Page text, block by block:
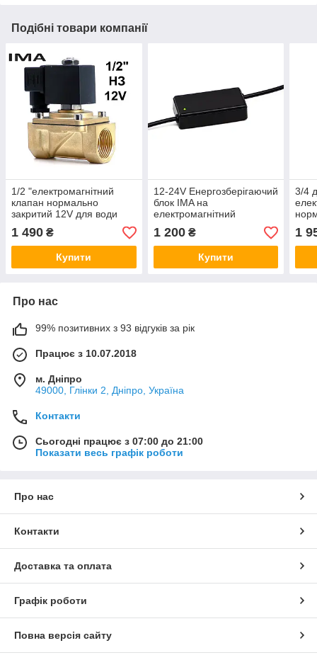
Подібні товари компанії
1/2 "електромагнітний
клапан нормально
закритий 12V для води
1 490 ₴
Купити
12-24V Енергозберігаючий
блок IMA на
електромагнітний
1 200₴
Купити
3/4
1
Про нас
99% позитивних з 93 відгуків за рік
Працює з 10.07.2018
м. Дніпро
49000, Глінки 2, Дніпро, Україна
Контакти
Сьогодні працює з 07:00 до 21:00
Показати весь графік роботи
Про нас
Контакти
Доставка та оплата
Графік роботи
Повна версія сайту